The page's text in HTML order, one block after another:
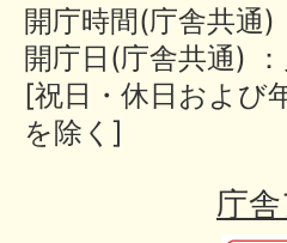
開庁時間(庁舎共通
開庁日(庁舎共通)
[祝日・休日および
を除く]
庁